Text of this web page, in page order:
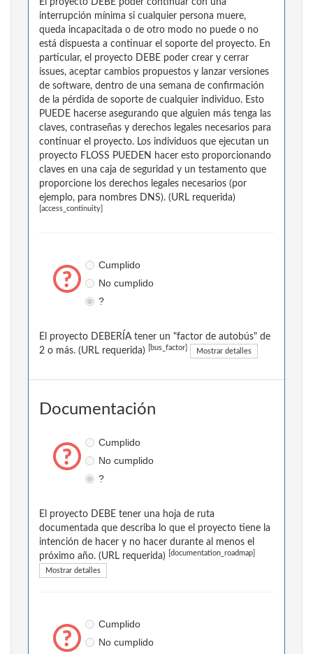
El proyecto DEBE poder continuar con una
interrupción mínima si cualquier persona muere,
queda incapacitada o de otro modo no puede o no
está dispuesta a continuar el soporte del proyecto. En
particular, el proyecto DEBE poder crear y cerrar
issues, aceptar cambios propuestos y lanzar versiones
de software, dentro de una semana de confirmación
de la pérdida de soporte de cualquier individuo. Esto
PUEDE hacerse asegurando que alguien más tenga las
claves, contraseñas y derechos legales necesarios para
continuar el proyecto. Los individuos que ejecutan un
proyecto FLOSS PUEDEN hacer esto proporcionando
claves en una caja de seguridad y un testamento que
proporcione los derechos legales necesarios (por
ejemplo, para nombres DNS). (URL requerida)
[access_continuity]
Cumplido
No cumplido
?
El proyecto DEBERÍA tener un "factor de autobús" de
2 o más. (URL requerida)
[bus_factor] Mostrar detalles
Documentación
Cumplido
No cumplido
?
El proyecto DEBE tener una hoja de ruta
documentada que describa lo que el proyecto tiene la
intención de hacer y no hacer durante al menos el
próximo año. (URL requerida)
[documentation_roadmap]
Mostrar detalles
Cumplido
No cumplido